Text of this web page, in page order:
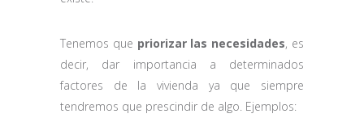
Tenemos que priorizar las necesidades, es
decir, dar importancia a determinados
factores de la vivienda ya que siempre
tendremos que prescindir de algo. Ejemplos: